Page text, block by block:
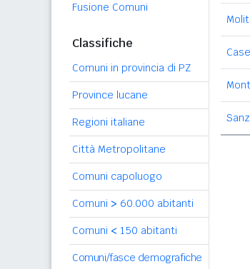
Fusione Comuni
Classifiche
Comuni in provincia di PZ
Province lucane
Regioni italiane
Città Metropolitane
Comuni capoluogo
Comuni > 60.000 abitanti
Comuni < 150 abitanti
Comuni/fasce demografiche